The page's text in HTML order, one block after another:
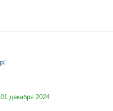
01 декабря 2024